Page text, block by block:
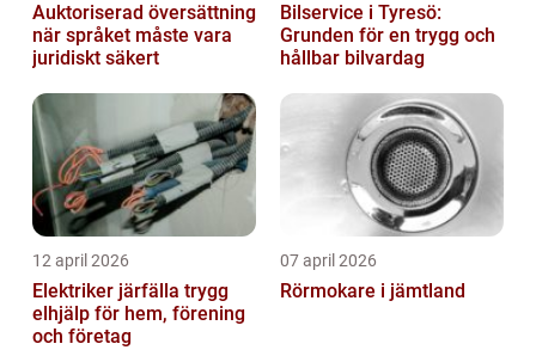
Auktoriserad översättning
när språket måste vara
juridiskt säkert
Bilservice i Tyresö:
Grunden för en trygg och
hållbar bilvardag
12 april 2026
Elektriker järfälla trygg
elhjälp för hem, förening
och företag
07 april 2026
Rörmokare i jämtland